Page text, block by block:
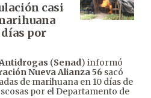
casi
por
(Senad) informó
Nueva Alianza 56 sacó
de marihuana en 10 días de
por el Departamento de